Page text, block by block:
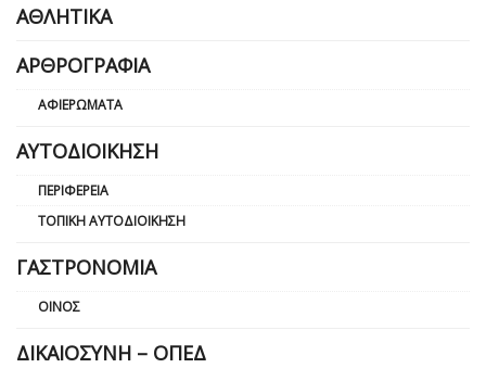
ΑΘΛΗΤΙΚΆ
ΑΡΘΡΟΓΡΑΦΊΑ
ΑΦΙΕΡΏΜΑΤΑ
ΑΥΤΟΔΙΟΊΚΗΣΗ
ΠΕΡΙΦΈΡΕΙΑ
ΤΟΠΙΚΉ ΑΥΤΟΔΙΟΊΚΗΣΗ
ΓΑΣΤΡΟΝΟΜΊΑ
ΟΊΝΟΣ
ΔΙΚΑΙΟΣΎΝΗ – ΟΠΕΔ